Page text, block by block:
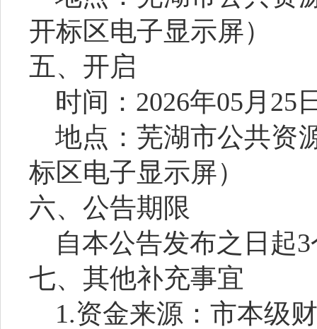
开标区电子显示屏）
五、开启
时间： 2026年05月 25
地点：芜湖市公共资
标区电子显示屏）
六、公告期限
自本公告发布之日起3
七、其他补充事宜
1.资金来源：市本级